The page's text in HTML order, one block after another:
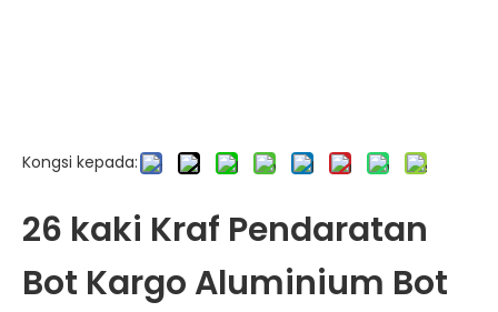
Kongsi kepada:
26 kaki Kraf Pendaratan
Bot Kargo Aluminium Bot